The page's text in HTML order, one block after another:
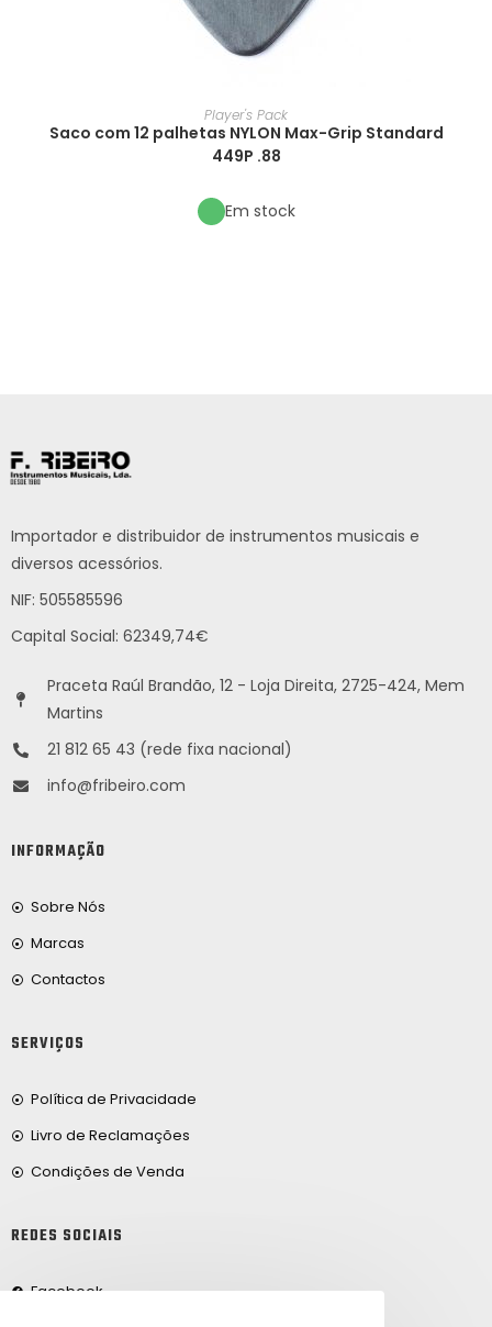
Player's Pack
Saco com 12 palhetas NYLON Max-Grip Standard
449P .88
Em stock
Importador e distribuidor de instrumentos musicais e
diversos acessórios.
NIF: 505585596
Capital Social: 62349,74€
Praceta Raúl Brandão, 12 - Loja Direita, 2725-424, Mem
Martins
21 812 65 43 (rede fixa nacional)
info@fribeiro.com
INFORMAÇÃO
Sobre Nós
Marcas
Contactos
SERVIÇOS
Política de Privacidade
Livro de Reclamações
Condições de Venda
REDES SOCIAIS
Facebook